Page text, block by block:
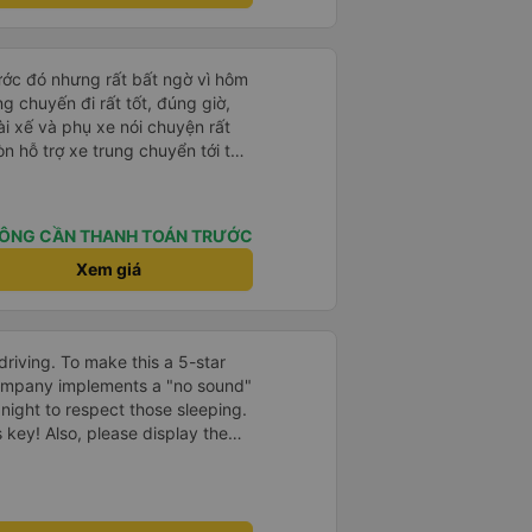
đó nhưng rất bất ngờ vì hôm
chuyến đi rất tốt, đúng giờ,
xế và phụ xe nói chuyện rất
hỗ trợ xe trung chuyển tới tận
nhà xe duy trì được chất lượng
CẦN THANH TOÁN TRƯỚC
Xem giá
To make this a 5-star
implements a "no sound"
to respect those sleeping.
Also, please display the
cabin for convenience. I
Xe chất
toàn. Để dịch vụ hoàn hảo